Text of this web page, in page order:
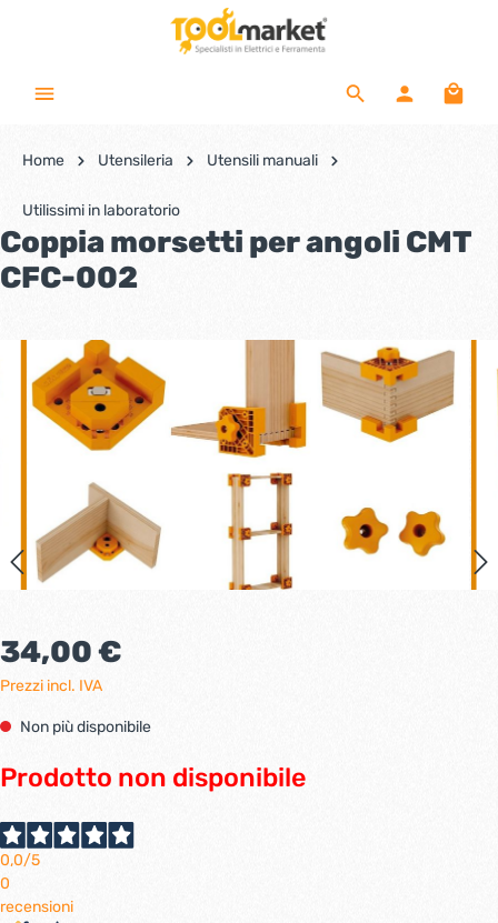
Home Utensileria Utensili manuali
Utilissimi in laboratorio
Coppia morsetti per angoli CMT
CFC-002
34,00 €
Prezzi incl. IVA
Non più disponibile
Prodotto non disponibile
0,0/5
0
recensioni